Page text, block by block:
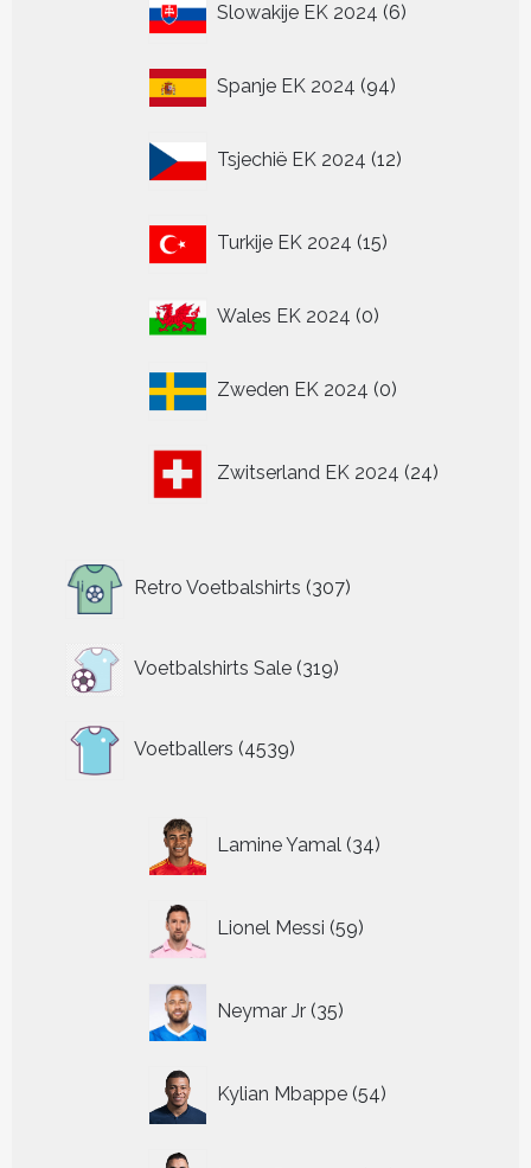
Slowakije EK 2024 6
producten
Spanje EK 2024 9494
Tsjechië EK 2024 12
producten
Turkije EK 2024 15
producten
Wales EK 2024 00
Zweden EK 2024 0
producten
Zwitserland EK 2024 24
producten
Retro Voetbalshirts 307
producten
Voetbalshirts Sale 319
319
producten
Voetballers 4539
producten
Lamine Yamal 34
producten
Lionel Messi 59
producten
Neymar Jr 35
producten
Kylian Mbappe 54
producten